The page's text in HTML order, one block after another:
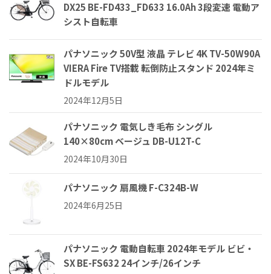
DX25 BE-FD433_FD633 16.0Ah 3段変速 電動ア
シスト自転車
パナソニック 50V型 液晶 テレビ 4K TV-50W90A
VIERA Fire TV搭載 転倒防止スタンド 2024年ミ
ドルモデル
2024年12月5日
パナソニック 電気しき毛布 シングル
140×80cm ベージュ DB-U12T-C
2024年10月30日
パナソニック 扇風機 F-C324B-W
2024年6月25日
パナソニック 電動自転車 2024年モデル ビビ・
SX BE-FS632 24インチ/26インチ